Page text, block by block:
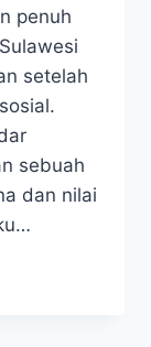
penuh
setelah
sebuah
dan nilai